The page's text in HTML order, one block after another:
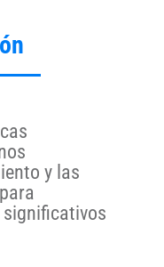
y las